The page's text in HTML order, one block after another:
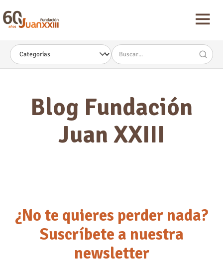
este
sitio
incluye
sistema
Blog Fundación
Juan XXIII
¿No te quieres perder nada?
Suscríbete a nuestra
newsletter